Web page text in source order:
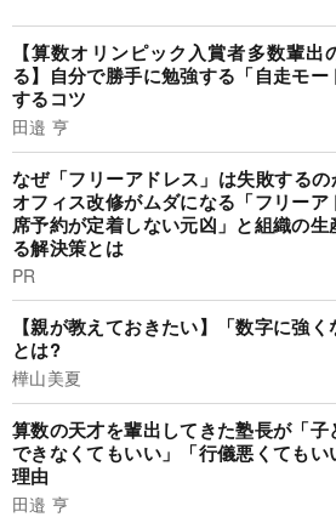
【算数オリンピック入賞者多数輩出
る】自分で勝手に勉強する「自走モー
するコツ
田邉 亨
なぜ「フリーアドレス」は失敗する
オフィス改修がムダになる「フリーア
席予約が定着しない元凶」と組織の生
る解決策とは
PR
【親が教えておきたい】「数字に強
とは?
樺山美夏
算数の天才を輩出してきた塾長が「子
できなくてもいい」「行儀悪くてもい
理由
田邉 亨